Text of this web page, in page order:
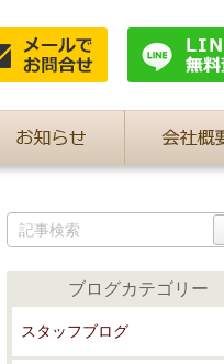
ブログカテゴリー
スタッフブログ